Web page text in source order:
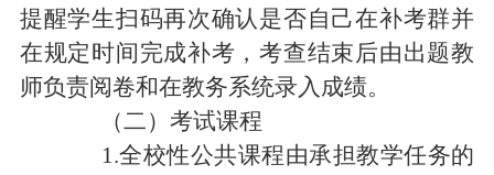
提醒学生扫码再次确认是否自己在补考群并
在规定时间完成补考，考查结束后由出题教
师负责阅卷和在教务系统录入成绩。
（二）考试课程
1.全校性公共课程由承担教学任务的